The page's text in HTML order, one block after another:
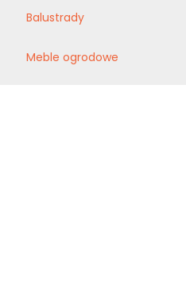
Balustrady
Meble ogrodowe